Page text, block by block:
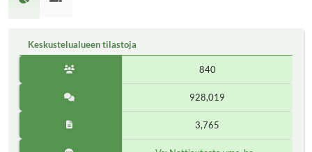
Keskustelualueen tilastoja
840
928,019
3,765